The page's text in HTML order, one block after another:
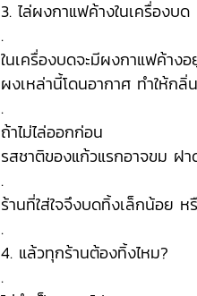
3. ไล่ผงกาแฟค้างในเครื่องบด
.
ในเครื่องบดจะมีผงกาแฟค้าง
ผงเหล่านี้โดนอากาศ ทำให้กลิ่
.
ถ้าไม่ไล่ออกก่อน
รสชาติของแก้วแรกอาจขม ฝ
.
ร้านที่ใส่ใจจึงบดทิ้งเล็กน้อย
.
4. แล้วทุกร้านต้องทิ้งไหม?
.